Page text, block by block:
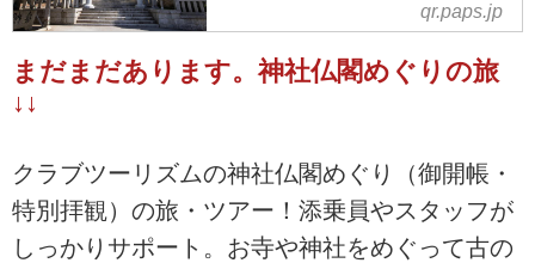
魅力に出会う！「パワースポッ
qr.paps.jp
まだまだあります。神社仏閣めぐりの旅
↓↓
クラブツーリズムの神社仏閣めぐり（御開帳・
特別拝観）の旅・ツアー！添乗員やスタッフが
しっかりサポート。お寺や神社をめぐって古の